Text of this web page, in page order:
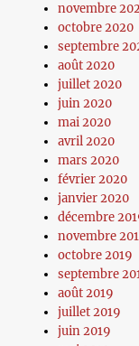
novembre
octobre 2020
septembre
août 2020
juillet 2020
juin 2020
mai 2020
avril 2020
mars 2020
février 2020
janvier 2020
décembre
novembre
octobre 2019
septembre
août 2019
juillet 2019
juin 2019